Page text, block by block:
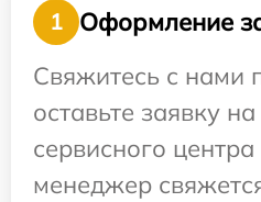
1
Оформление
Свяжитесь с нами
оставьте заявку
сервисного
менеджер